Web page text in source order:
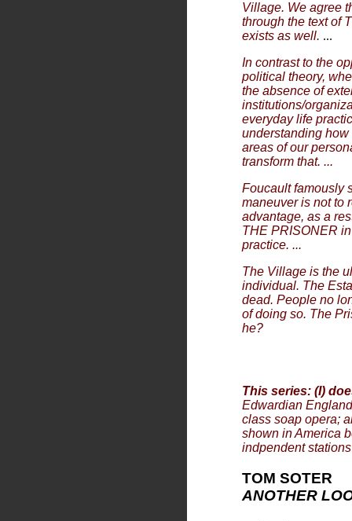
Village. We agree
through the text of
exists as well. ...
In contrast to the
political theory,
the absence of
institutions/
everyday life
understanding
areas of our
transform that. ...
Foucault famously
maneuver is not to
advantage, as a
THE PRISONER
practice. ...
The Village is the
individual. The
dead. People no
of doing so. The
he?
This series: (I)
Edwardian
class soap opera;
shown in America
indpendent
TOM SOTER
ANOTHER